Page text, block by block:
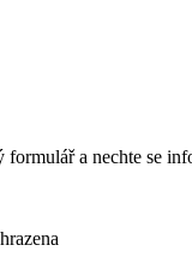
a nechte se